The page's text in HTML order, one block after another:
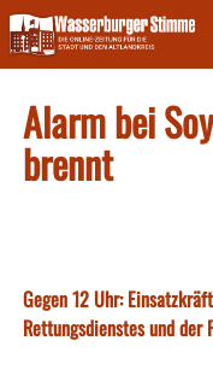
Skip
to
content
Alarm bei
brennt
Gegen 12 Uhr:
Rettungsdienstes und der